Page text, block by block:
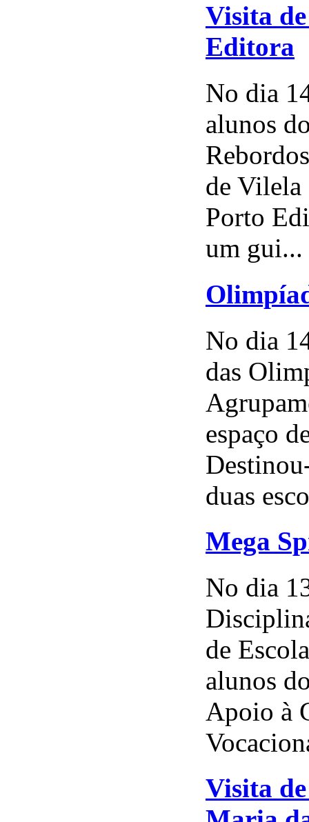
Visita
Editora
No dia
alunos
de Vilela
Porto
um gui...
No dia
das
espaço
duas
Mega
No dia
de
alunos
Apoio à
Visita